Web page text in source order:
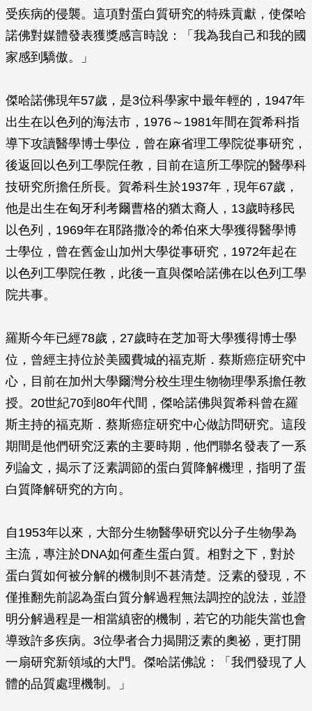
受疾病的侵襲。這項對蛋白質研究的特殊貢獻，使傑哈
諾佛對媒體發表獲獎感言時說：「我為我自己和我的國
家感到驕傲。」
傑哈諾佛現年57歲，是3位科學家中最年輕的，1947年
出生在以色列的海法市，1976～1981年間在賀希科指
導下攻讀醫學博士學位，曾在麻省理工學院從事研究，
後返回以色列工學院任教，目前在這所工學院的醫學科
技研究所擔任所長。賀希科生於1937年，現年67歲，
他是出生在匈牙利考爾曹格的猶太裔人，13歲時移民
以色列，1969年在耶路撒冷的希伯來大學獲得醫學博
士學位，曾在舊金山加州大學從事研究，1972年起在
以色列工學院任教，此後一直與傑哈諾佛在以色列工學
院共事。
羅斯今年已經78歲，27歲時在芝加哥大學獲得博士學
位，曾經主持位於美國費城的福克斯．蔡斯癌症研究中
心，目前在加州大學爾灣分校生理生物物理學系擔任教
授。20世紀70到80年代間，傑哈諾佛與賀希科曾在羅
斯主持的福克斯．蔡斯癌症研究中心做訪問研究。這段
期間是他們研究泛素的主要時期，他們聯名發表了一系
列論文，揭示了泛素調節的蛋白質降解機理，指明了蛋
白質降解研究的方向。
自1953年以來，大部分生物醫學研究以分子生物學為
主流，專注於DNA如何產生蛋白質。相對之下，對於
蛋白質如何被分解的機制則不甚清楚。泛素的發現，不
僅推翻先前認為蛋白質分解過程無法調控的說法，並證
明分解過程是一相當縝密的機制，若它的功能失當也會
導致許多疾病。3位學者合力揭開泛素的奧祕，更打開
一扇研究新領域的大門。傑哈諾佛說：「我們發現了人
體的品質處理機制。」